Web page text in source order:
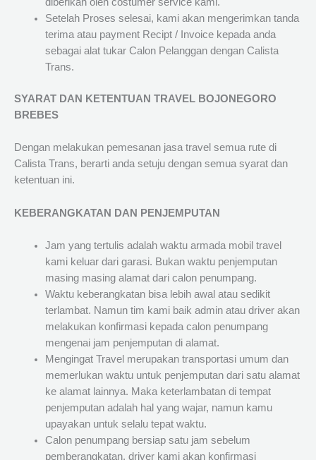
Setelah Proses selesai, kami akan mengerimkan tanda
terima atau payment Recipt / Invoice kepada anda
sebagai alat tukar Calon Pelanggan dengan Calista
Trans.
SYARAT DAN KETENTUAN TRAVEL BOJONEGORO
BREBES
Dengan melakukan pemesanan jasa travel semua rute di
Calista Trans, berarti anda setuju dengan semua syarat dan
ketentuan ini.
KEBERANGKATAN DAN PENJEMPUTAN
Jam yang tertulis adalah waktu armada mobil travel
kami keluar dari garasi. Bukan waktu penjemputan
masing masing alamat dari calon penumpang.
Waktu keberangkatan bisa lebih awal atau sedikit
terlambat. Namun tim kami baik admin atau driver akan
melakukan konfirmasi kepada calon penumpang
mengenai jam penjemputan di alamat.
Mengingat Travel merupakan transportasi umum dan
memerlukan waktu untuk penjemputan dari satu alamat
ke alamat lainnya. Maka keterlambatan di tempat
penjemputan adalah hal yang wajar, namun kamu
upayakan untuk selalu tepat waktu.
Calon penumpang bersiap satu jam sebelum
pemberangkatan, driver kami akan konfirmasi